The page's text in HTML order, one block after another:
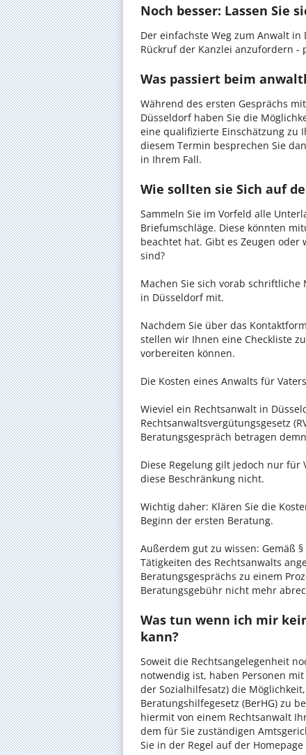
Noch besser: Lassen Sie
Der einfachste Weg zum Anwalt
Rückruf der Kanzlei anzufordern -
Was passiert beim
Während des ersten Gesprächs
Düsseldorf haben Sie die
eine qualifizierte Einschätzung zu
diesem Termin besprechen Sie
in Ihrem Fall.
Wie sollten sie Sich auf
Sammeln Sie im Vorfeld alle
Briefumschläge. Diese könnten
beachtet hat. Gibt es Zeugen
sind?
Machen Sie sich vorab
in Düsseldorf mit.
Nachdem Sie über das
stellen wir Ihnen eine Checkliste
vorbereiten können.
Die Kosten eines Anwalts für
Wieviel ein Rechtsanwalt in
Rechtsanwaltsvergütungsgesetz
Beratungsgespräch betragen
Diese Regelung gilt jedoch nur
diese Beschränkung nicht.
Wichtig daher: Klären Sie die
Beginn der ersten Beratung.
Außerdem gut zu wissen: Gemäß
Tätigkeiten des Rechtsanwalts
Beratungsgesprächs zu einem
Beratungsgebühr nicht mehr
Was tun wenn ich mir
kann?
Soweit die Rechtsangelegenheit
notwendig ist, haben Personen
der Sozialhilfesatz) die
Beratungshilfegesetz (BerHG) zu
hiermit von einem Rechtsanwalt
dem für Sie zuständigen
Sie in der Regel auf der